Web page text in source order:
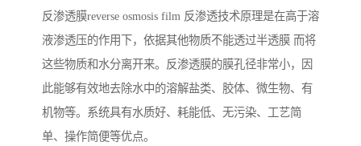
反渗透膜reverse osmosis film 反渗透技术原理是在高于溶
液渗透压的作用下，依据其他物质不能透过半透膜 而将
这些物质和水分离开来。反渗透膜的膜孔径非常小，因
此能够有效地去除水中的溶解盐类、胶体、微生物、有
机物等。系统具有水质好、耗能低、无污染、工艺简
单、操作简便等优点。